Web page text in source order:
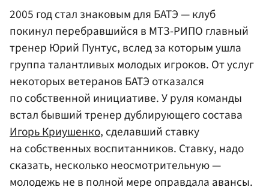
2005 год стал знаковым для БАТЭ — клуб
покинул перебравшийся в МТЗ-РИПО главный
тренер Юрий Пунтус, вслед за которым ушла
группа талантливых молодых игроков. От услуг
некоторых ветеранов БАТЭ отказался
по собственной инициативе. У руля команды
встал бывший тренер дублирующего состава
Игорь Криушенко, сделавший ставку
на собственных воспитанников. Ставку, надо
сказать, несколько неосмотрительную —
молодежь не в полной мере оправдала авансы.